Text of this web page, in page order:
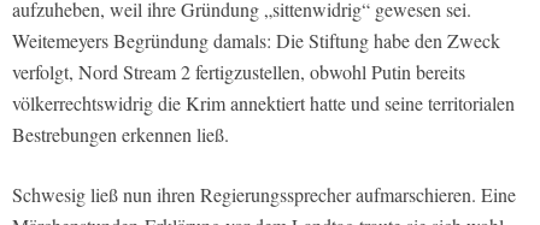
aufzuheben, weil ihre Gründung „sittenwidrig“ gewesen sei.
Weitemeyers Begründung damals: Die Stiftung habe den Zweck
verfolgt, Nord Stream 2 fertigzustellen, obwohl Putin bereits
völkerrechtswidrig die Krim annektiert hatte und seine territorialen
Bestrebungen erkennen ließ.
Schwesig ließ nun ihren Regierungssprecher aufmarschieren. Eine